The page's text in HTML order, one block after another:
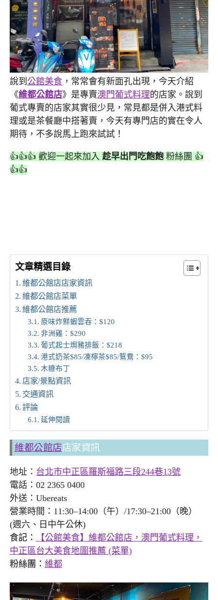
說到 公館美食 ，常常會有新面孔出現，今天介紹
《維都公館店》是專賣澳門葡式料理的店家。說到
葡式專賣的店家其實很少見，常見都是併入港式料
理或是茶餐廳中搭著賣，今天有專門店的實在令人
期待，不多說馬上跑來試試！
👍👍👍 歡迎一起來加入 趁早出門吃飽飽 粉絲團 👍
👍👍
文章精選目錄
維都公館店店家資訊
維都公館店菜單
維都公館店推薦
原味炸鮮蝦雲吞：$120
非洲雞：$290
葡式起士焗豬排飯：$218
港式奶茶$85/凍檸茶$85/鴛鴦：$95
木糠布丁
店家/景點資訊
交通資訊
評論
延伸閱讀
維都公館店店家資訊
地址： 台北市中正區羅斯福路三段244巷13號
電話：02 2365 0400
外送：Ubereats
營業時間：11:30–14:00（午）/17:30–21:00（晚）
(週六、日中午公休)
食記：
【公館美食】維都公館店，澳門葡式料理，
中正區台大美食地圖推薦 (菜單)
粉絲團： 維都